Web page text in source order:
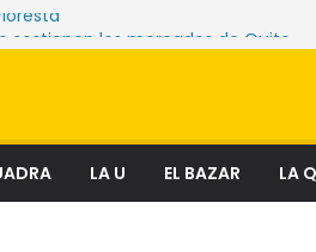
sostienen los mercados de Quito
LA U EL BAZAR LA